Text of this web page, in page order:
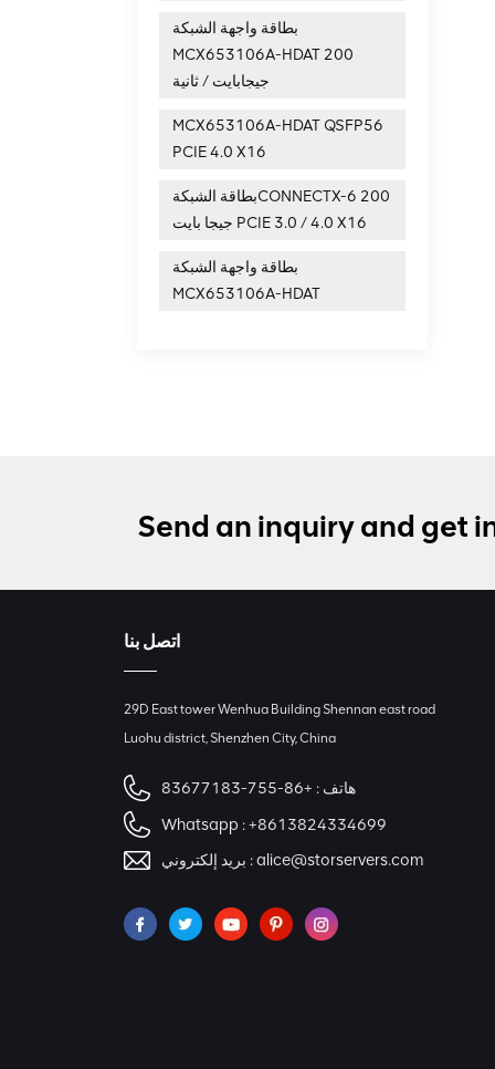
بطاقة واجهة الشبكة
MCX653106A-HDAT 200
جيجابايت / ثانية
MCX653106A-HDAT QSFP56
PCIE 4.0 X16
بطاقة الشبكةCONNECTX-6 200
جيجا بايت PCIE 3.0 / 4.0 X16
بطاقة واجهة الشبكة
MCX653106A-HDAT
Send an inquiry and get
اتصل بنا
29D East tower Wenhua Building Shennan east road
Luohu district, Shenzhen City, China
هاتف : +86-755-83677183
Whatsapp :+8613824334699
بريد إلكتروني :alice@storservers.com